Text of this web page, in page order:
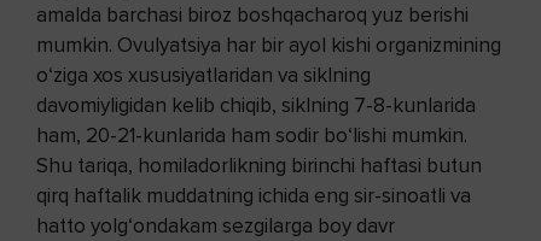
amalda barchasi biroz boshqacharoq yuz berishi
mumkin. Ovulyatsiya har bir ayol kishi organizmining
o‘ziga xos xususiyatlaridan va siklning
davomiyligidan kelib chiqib, siklning 7-8-kunlarida
ham, 20-21-kunlarida ham sodir bo‘lishi mumkin.
Shu tariqa, homiladorlikning birinchi haftasi butun
qirq haftalik muddatning ichida eng sir-sinoatli va
hatto yolg‘ondakam sezgilarga boy davr